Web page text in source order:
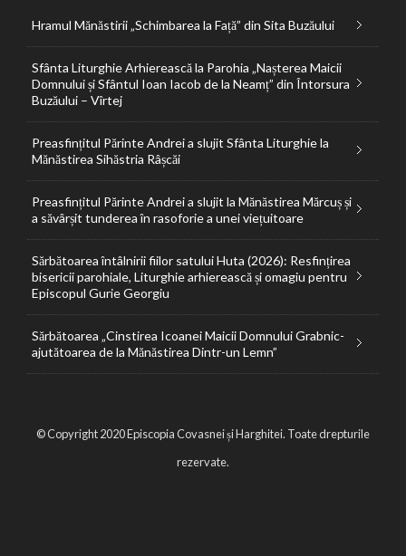
Hramul Mănăstirii „Schimbarea la Față” din Sita Buzăului
Sfânta Liturghie Arhierească la Parohia „Nașterea Maicii
Domnului și Sfântul Ioan Iacob de la Neamț” din Întorsura
Buzăului – Vîrtej
Preasfințitul Părinte Andrei a slujit Sfânta Liturghie la
Mănăstirea Sihăstria Râșcăi
Preasfințitul Părinte Andrei a slujit la Mănăstirea Mărcuș și
a săvârșit tunderea în rasoforie a unei viețuitoare
Sărbătoarea întâlnirii fiilor satului Huta (2026): Resfințirea
bisericii parohiale, Liturghie arhierească și omagiu pentru
Episcopul Gurie Georgiu
Sărbătoarea „Cinstirea Icoanei Maicii Domnului Grabnic-
ajutătoarea de la Mănăstirea Dintr-un Lemn”
© Copyright 2020 Episcopia Covasnei și Harghitei. Toate drepturile
rezervate.